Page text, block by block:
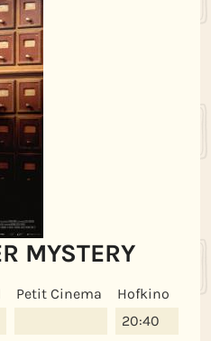
MYSTERY
Petit Cinema
Hofkino
20:40